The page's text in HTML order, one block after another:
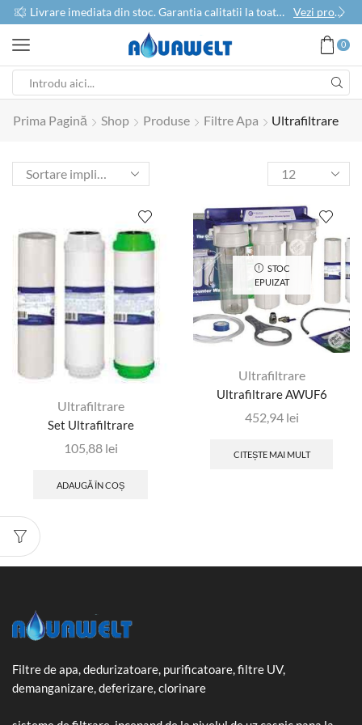
Livrare imediata din stoc. Garantia calitatii la toate produsele Vezi produse
0
Prima Pagină Shop Produse Filtre Apa Ultrafiltrare
Ultrafiltrare
Set Ultrafiltrare
105,88 lei
ADAUGĂ ÎN COȘ
STOC
EPUIZAT
Ultrafiltrare
Ultrafiltrare AWUF6
452,94 lei
CITEȘTE MAI MULT
Filtre de apa, dedurizatoare, purificatoare, filtre UV,
demanganizare, deferizare, clorinare